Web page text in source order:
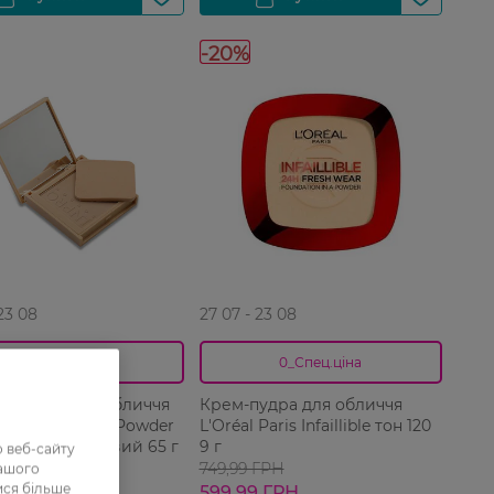
08
для обличчя
Mattifying Silk Powder
Темний бежевий 65 г
-20%
27 07 - 23 08
0_Спец.ціна
Крем-пудра для обличчя
L'Oréal Paris Infaillible тон 120
9 г
749,99 ГРН
сайту
більше